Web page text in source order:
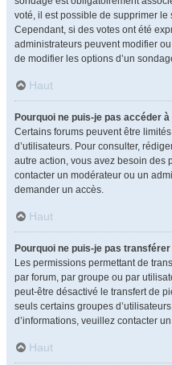
voté, il est possible de supprimer
Cependant, si des votes ont été
administrateurs peuvent modifier
de modifier les options d’un
Haut
Pourquoi ne puis-je pas accéder
Certains forums peuvent être
d’utilisateurs. Pour consulter,
autre action, vous avez besoin des
contacter un modérateur ou un
demander un accès.
Haut
Pourquoi ne puis-je pas
Les permissions permettant de
par forum, par groupe ou par
peut-être désactivé le transfert de
seuls certains groupes
d’informations, veuillez contacter
Haut